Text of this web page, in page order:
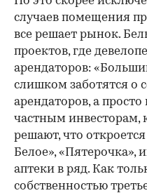
случаев помещения
все решает рынок.
проектов, где
арендаторов:
слишком заботятся о
арендаторов, а
частным инвесторам,
решают, что
Белое», «Пятерочка»,
аптеки в ряд. Как
собственностью